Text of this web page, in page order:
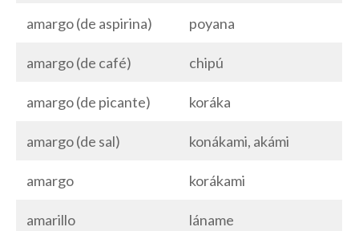
amargo (de aspirina) poyana
amargo (de café) chipú
amargo (de picante) koráka
amargo (de sal) konákami, akámi
amargo korákami
amarillo láname